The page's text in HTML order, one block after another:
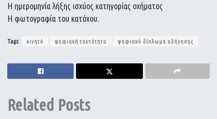
Η ημερομηνία λήξης ισχύος κατηγορίας οχήματος
Η φωτογραφία του κατόχου.
Tags: κινητό ψηφιακή ταυτότητα ψηφιακό δίπλωμα οδήγησης
Related Posts